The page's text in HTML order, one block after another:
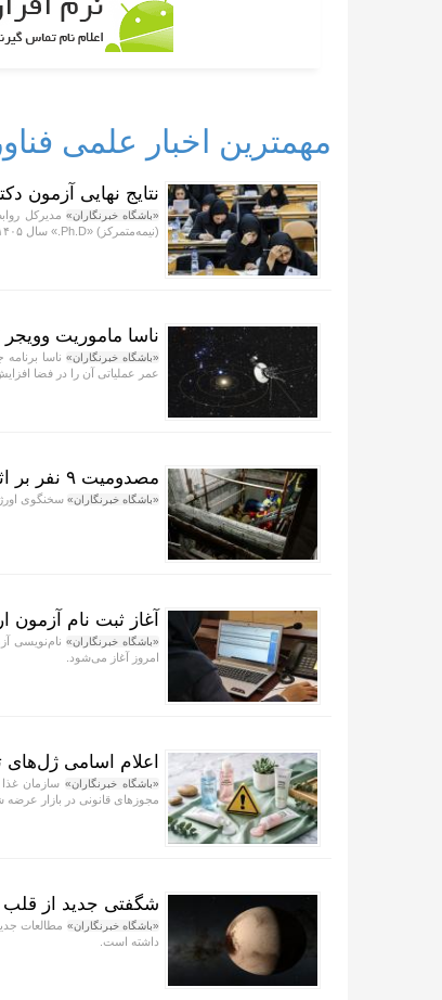
مهمترین اخبار علمی
نتایج نهایی آزمون دکتری سال ۱۴۰۵ اواخر
«باشگاه خبرنگاران» مدیرکل
(نیمه‌متمرکز) «Ph.D.» سال ۱۴۰۵ در اواخر مرداد ماه خبر داد.
ناسا ماموریت وویجر ۲ را تمدید کرد
«باشگاه خبرنگاران»
عمر عملیاتی آن را در فضا
مصدومیت ۹ نفر بر اثر سقوط یک دستگاه اسانسور در خیابان احمد قصیر
«باشگاه خبرنگاران» سخنگوی
آغاز ثبت نام
«باشگاه خبرنگاران»
امروز آغاز می‌شود.
اعلام اسامی
«باشگاه خبرنگاران»سازمان
مجوزهای قانونی در بازار عرضه
شگفتی جدید از قلب
«باشگاه خبرنگاران» مطالعات
داشته است.